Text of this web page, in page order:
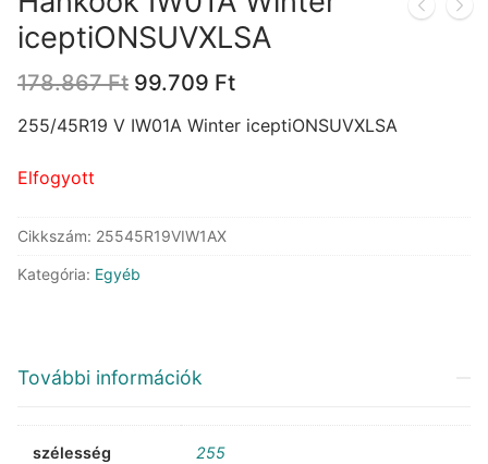
iceptiONSUVXLSA
178.867Ft Original
was:
99.709 FtCurrent
is:
255/45R19 V IW01A Winter iceptiONSUVXLSA
Elfogyott
Cikkszám: 25545R19VIW1AX
Kategória: Egyéb
További információk
szélesség 255